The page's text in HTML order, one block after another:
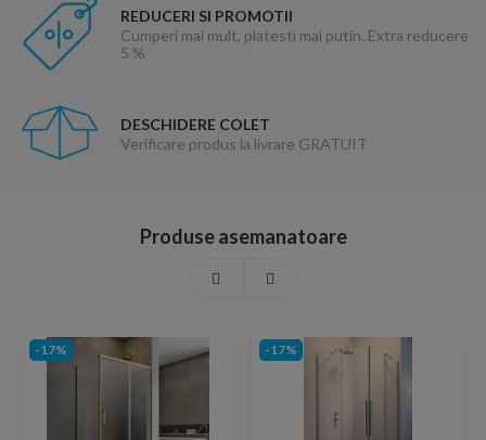
REDUCERI SI PROMOTII
Cumperi mai mult, platesti mai putin. Extra reducere
5 %
DESCHIDERE COLET
Verificare produs la livrare GRATUIT
Produse asemanatoare
-17% -17%